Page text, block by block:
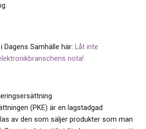
i Dagens Samhälle här: Låt inte
nota!
(PKE) är en lagstadgad
av den som säljer produkter som man